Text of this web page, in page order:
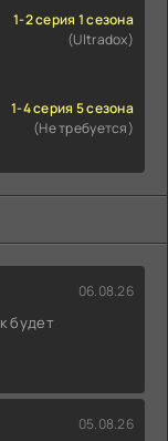
1-2 серия 1 сезона
(Ultradox)
1-4 серия 5 сезона
(Не требуется)
06.08.26
будет
05.08.26